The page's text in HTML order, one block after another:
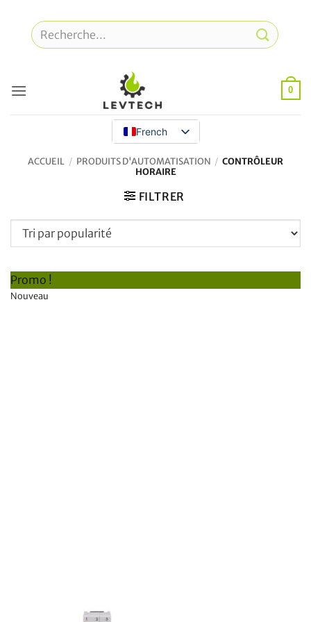
content
Recherche
pour
0
French
ACCUEIL / PRODUITS D'AUTOMATISATION / CONTRÔLEUR
HORAIRE
FILTRER
Promo !
Nouveau